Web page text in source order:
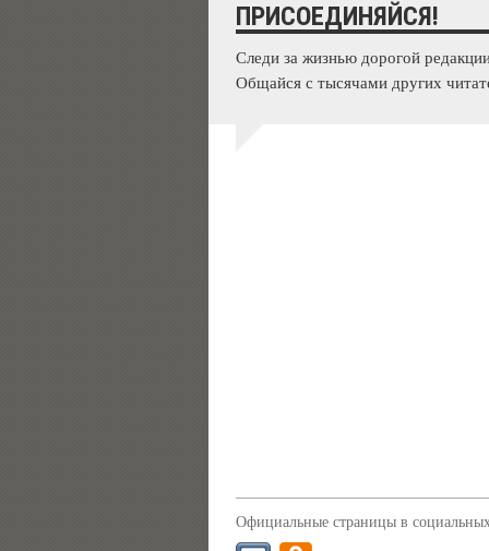
ПРИСОЕДИНЯЙСЯ!
Следи за жизнью дорогой
Общайся с тысячами других
Официальные страницы в социальных